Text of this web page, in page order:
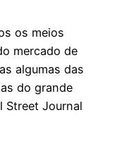
os meios
mercado de
algumas das
do grande
Street Journal